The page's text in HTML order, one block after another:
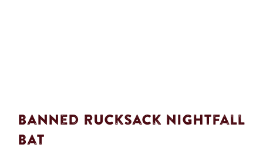
Banned Rucksack Nightfall
Bat